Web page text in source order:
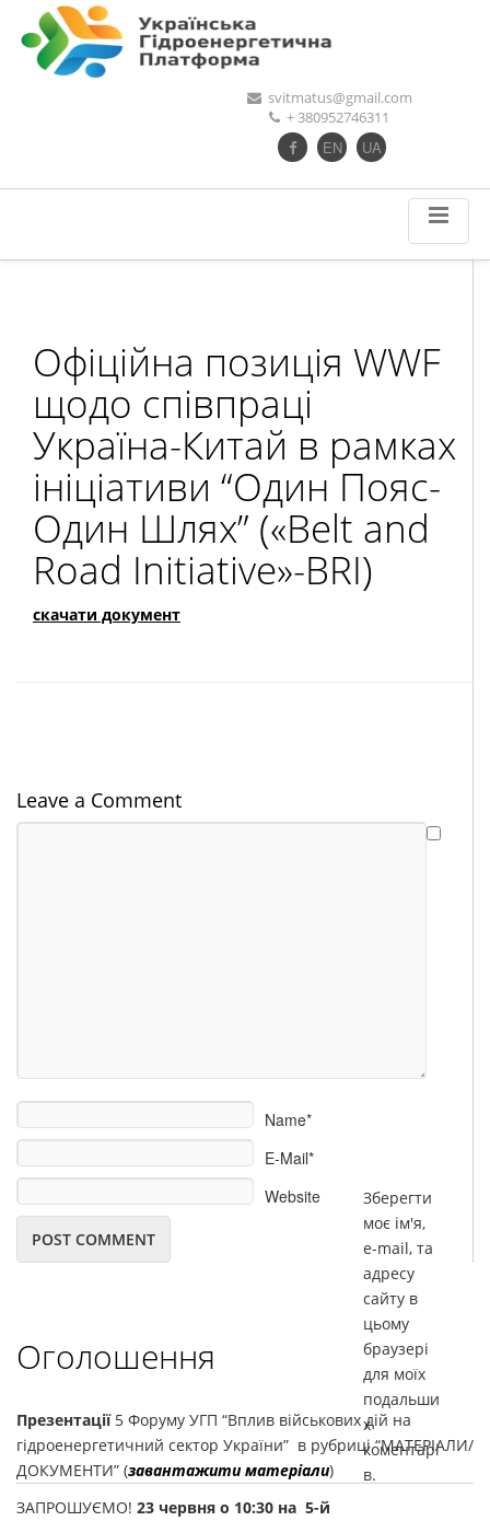
svitmatus@gmail.com
+ 380952746311
EN UA
Офіційна позиція WWF
щодо співпраці
Україна-Китай в рамках
ініціативи “Один Пояс-
Один Шлях” («Belt and
Road Initiative»-BRI)
скачати документ
Leave a Comment
Name*
E-Mail*
Website
Зберегти
моє ім'я,
e-mail, та
адресу
сайту в
цьому
браузері
для моїх
подальши
х
коментарі
в.
Оголошення
Презентації5 Форуму УГП “Вплив військових дій на
гідроенергетичний сектор України” в рубриці “МАТЕРІАЛИ/
ДОКУМЕНТИ” (завантажити матеріали)
ЗАПРОШУЄМО! 23 червня о 10:30 на 5-й